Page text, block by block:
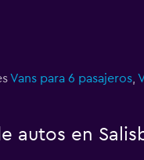
Vans para 6 pasajeros,
autos en